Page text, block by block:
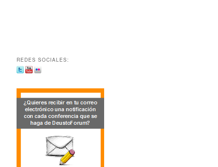
REDES SOCIALES: